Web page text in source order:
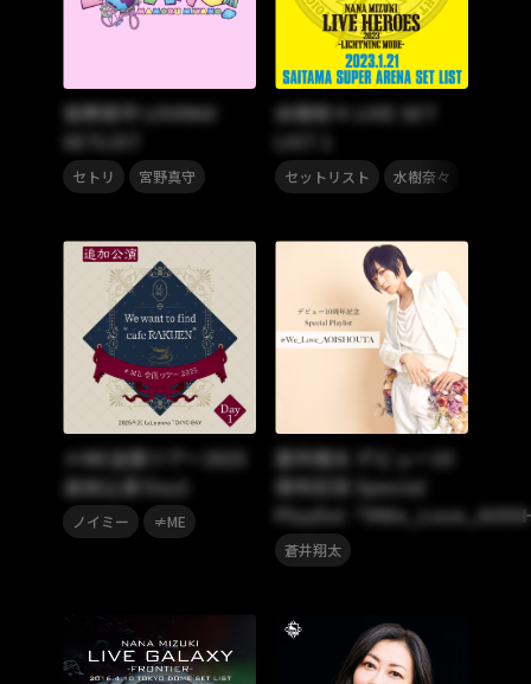
宮野真守 LOVING!
SETLIST
セトリ 宮野真守
水樹奈々 LIVE SET
LIST 1
セットリスト 水樹奈々
≠ME全国ツアー2025
追加公演 Day1
ノイミー ≠ME
蒼井翔太 デビュー10
周年記念 Special
Playlist「
蒼井翔太